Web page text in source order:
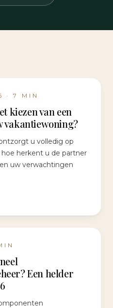
·7 MIN
kiezen van een
vakantiewoning?
u volledig op
hoe herkent u de partner
uw verwachtingen
Een helder